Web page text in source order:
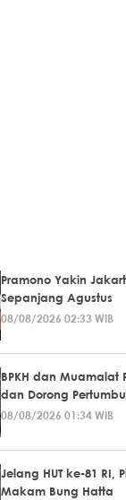
Pramono Yakin
Sepanjang Agustus
08/08/2026 02:33 WIB
BPKH dan Muamalat
dan Dorong
08/08/2026 01:34 WIB
Jelang HUT ke-81 RI,
Makam Bung Hatta